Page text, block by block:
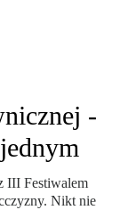
-
III Festiwalem
Nikt nie